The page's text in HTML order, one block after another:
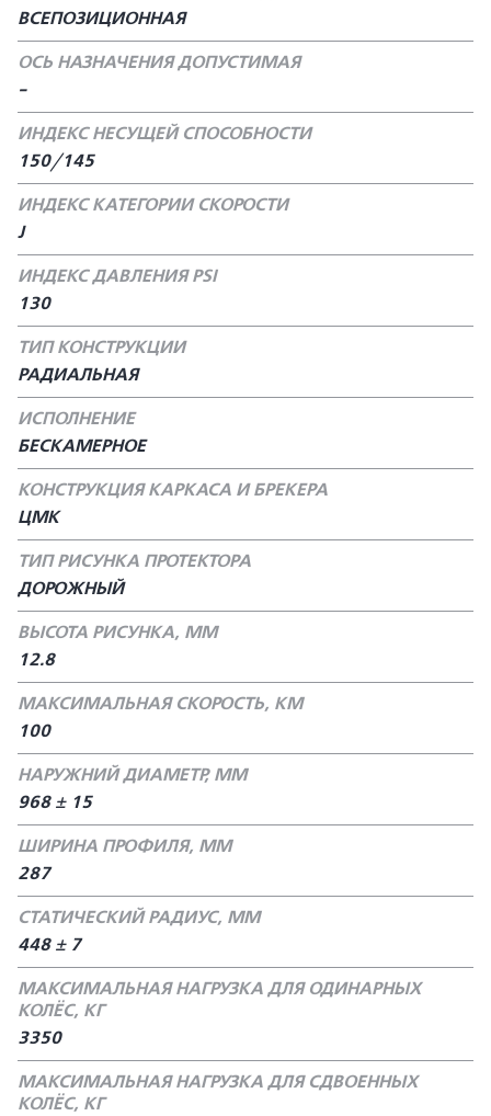
ВСЕПОЗИЦИОННАЯ
ОСЬ НАЗНАЧЕНИЯ ДОПУСТИМАЯ
-
ИНДЕКС НЕСУЩЕЙ СПОСОБНОСТИ
150/145
ИНДЕКС КАТЕГОРИИ СКОРОСТИ
J
ИНДЕКС ДАВЛЕНИЯ PSI
130
ТИП КОНСТРУКЦИИ
РАДИАЛЬНАЯ
ИСПОЛНЕНИЕ
БЕСКАМЕРНОЕ
КОНСТРУКЦИЯ КАРКАСА И БРЕКЕРА
ЦМК
ТИП РИСУНКА ПРОТЕКТОРА
ДОРОЖНЫЙ
ВЫСОТА РИСУНКА, ММ
12.8
МАКСИМАЛЬНАЯ СКОРОСТЬ, КМ
100
НАРУЖНИЙ ДИАМЕТР, ММ
968 ± 15
ШИРИНА ПРОФИЛЯ, ММ
287
СТАТИЧЕСКИЙ РАДИУС, ММ
448 ± 7
МАКСИМАЛЬНАЯ НАГРУЗКА ДЛЯ ОДИНАРНЫХ
КОЛЁС, КГ
3350
МАКСИМАЛЬНАЯ НАГРУЗКА ДЛЯ СДВОЕННЫХ
КОЛЁС, КГ